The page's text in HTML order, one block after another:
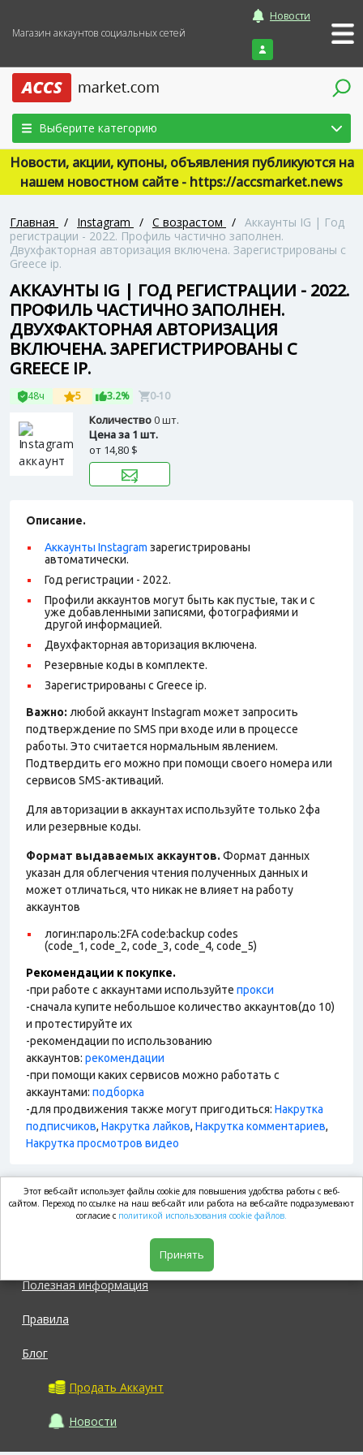
Магазин аккаунтов социальных сетей
Новости
Войти
Выберите категорию
Новости, акции, купоны, объявления публикуются на
нашем новостном сайте - https://accsmarket.news
Главная / Instagram / С возрастом / Аккаунты IG | Год
регистрации - 2022. Профиль частично заполнен.
Двухфакторная авторизация включена. Зарегистрированы с
Greece ip.
АККАУНТЫ IG | ГОД РЕГИСТРАЦИИ - 2022.
ПРОФИЛЬ ЧАСТИЧНО ЗАПОЛНЕН.
ДВУХФАКТОРНАЯ АВТОРИЗАЦИЯ
ВКЛЮЧЕНА. ЗАРЕГИСТРИРОВАНЫ С
GREECE IP.
48ч 5 3.2% 0-10
Количество0 шт.
Цена за 1 шт.
от 14,80 $
Описание.
Аккаунты Instagram зарегистрированы
автоматически.
Год регистрации - 2022.
Профили аккаунтов могут быть как пустые, так и с
уже добавленными записями, фотографиями и
другой информацией.
Двухфакторная авторизация включена.
Резервные коды в комплекте.
Зарегистрированы с Greece ip.
Важно: любой аккаунт Instagram может запросить
подтверждение по SMS при входе или в процессе
работы. Это считается нормальным явлением.
Подтвердить его можно при помощи своего номера или
сервисов SMS-активаций.
Для авторизации в аккаунтах используйте только 2фа
или резервные коды.
Формат выдаваемых аккаунтов. Формат данных
указан для облегчения чтения полученных данных и
может отличаться, что никак не влияет на работу
аккаунтов
логин:пароль:2FA code:backup codes
(code_1, code_2, code_3, code_4, code_5)
Рекомендации к покупке.
-при работе с аккаунтами используйте прокси
-сначала купите небольшое количество аккаунтов(до 10)
и протестируйте их
-рекомендации по использованию
аккаунтов: рекомендации
-при помощи каких сервисов можно работать с
аккаунтами: подборка
-для продвижения также могут пригодиться: Накрутка
подписчиков, Накрутка лайков, Накрутка комментариев,
Накрутка просмотров видео
market.com
Полезная информация
Правила
Блог
Продать Аккаунт
Новости
Этот веб-сайт использует файлы cookie для повышения удобства работы с веб-
сайтом. Переход по ссылке на наш веб-сайт или работа на веб-сайте подразумевают
согласие с политикой использования cookie файлов.
Принять